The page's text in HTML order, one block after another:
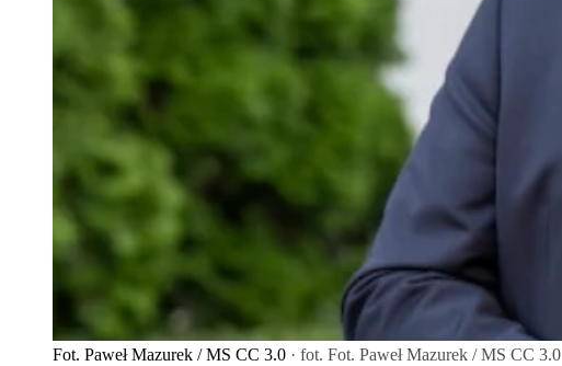
Fot. Paweł Mazurek / MS CC 3.0 · fot. Fot. Paweł Mazurek / MS CC 3.0